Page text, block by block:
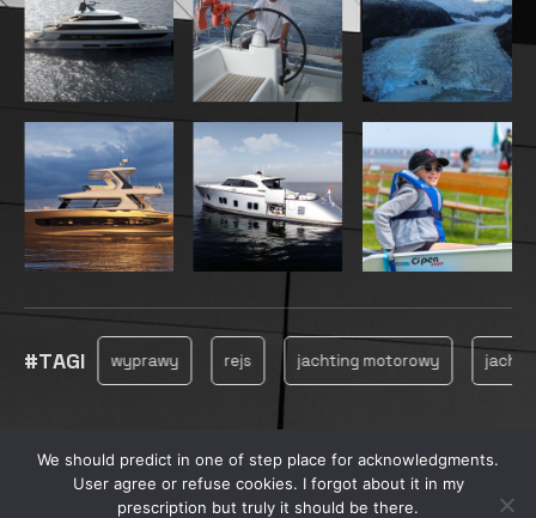
#TAGI
wyprawy rejs jachting motorowy jachting
© 2025, MARINECONSULTING
PRYWATNOŚĆ REKLAMA PRODUKCJA FILMOWA
We should predict in one of step place for acknowledgments.
User agree or refuse cookies. I forgot about it in my
prescription but truly it should be there.